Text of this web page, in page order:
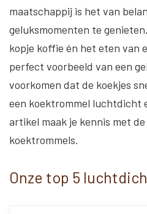
maatschappij is het van
geluksmomenten te
kopje koffie én het eten van
perfect voorbeeld van een
voorkomen dat de koekjes
een koektrommel luchtdicht
artikel maak je kennis met
koektrommels.
Onze top 5